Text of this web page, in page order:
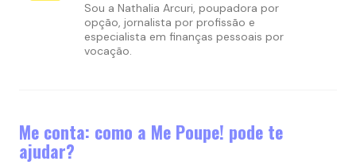
Sou a Nathalia Arcuri, poupadora por
opção, jornalista por profissão e
especialista em finanças pessoais por
vocação.
Me conta: como a Me Poupe! pode te
ajudar?